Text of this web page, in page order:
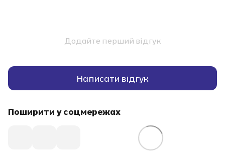
Додайте перший відгук
Написати відгук
Поширити у соцмережах